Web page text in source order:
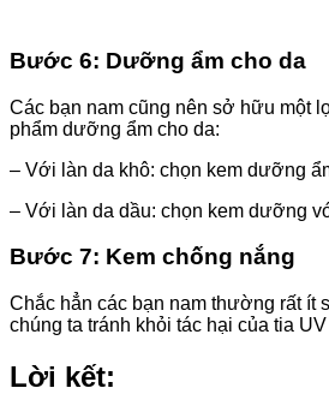
Bước 6: Dưỡng ẩm cho da
Các bạn nam cũng nên sở hữu một
phẩm dưỡng ẩm cho da:
– Với làn da khô: chọn kem dưỡng
– Với làn da dầu: chọn kem dưỡng
Bước 7: Kem chống nắng
Chắc hẳn các bạn nam thường rất ít
chúng ta tránh khỏi tác hại của tia
Lời kết: